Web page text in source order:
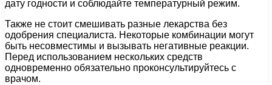
дату годности и соблюдайте температурный режим.
Также не стоит смешивать разные лекарства без
одобрения специалиста. Некоторые комбинации могут
быть несовместимы и вызывать негативные реакции.
Перед использованием нескольких средств
одновременно обязательно проконсультируйтесь с
врачом.